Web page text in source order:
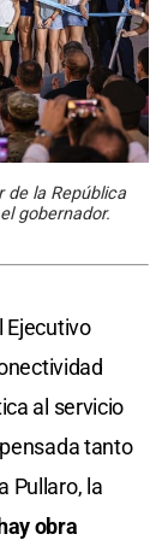
de la República
gobernador.
Ejecutivo
al servicio
tanto
Pullaro, la
obra